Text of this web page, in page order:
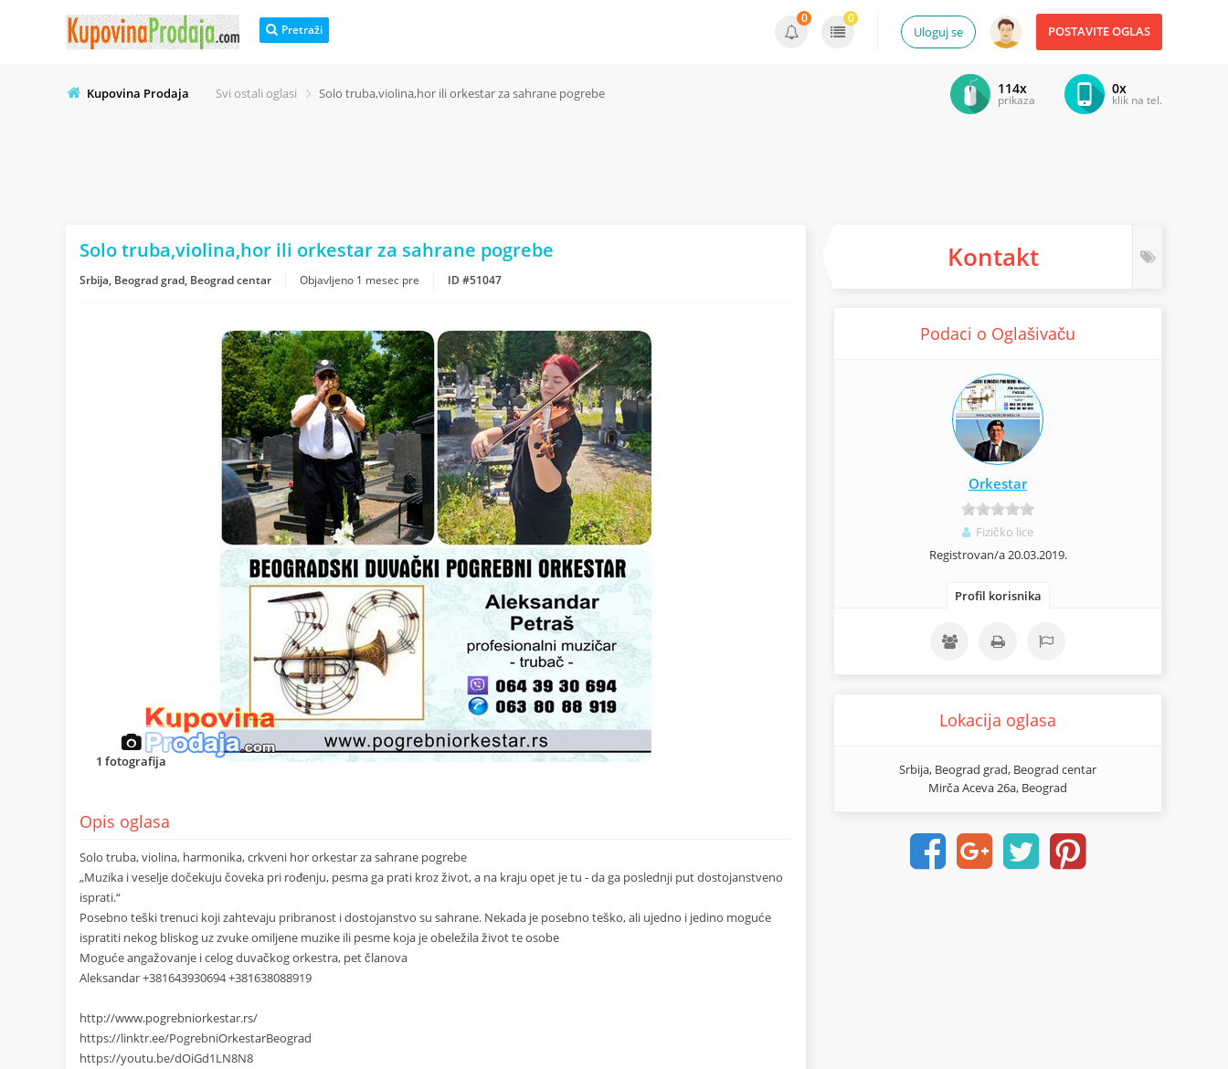
Pretraži POSTAVITE OGLAS
Uloguj se
0 0
Kupovina Prodaja Svi ostali oglasi Solo truba,violina,hor ili orkestar za sahrane pogrebe 0x
klik na tel.
114x
prikaza
Solo truba,violina,hor ili orkestar za sahrane pogrebe
Srbija, Beograd grad, Beograd centar Objavljeno 1 mesec pre ID #51047
1 fotografija
Opis oglasa
Solo truba, violina, harmonika, crkveni hor orkestar za sahrane pogrebe
„Muzika i veselje dočekuju čoveka pri rođenju, pesma ga prati kroz život, a na kraju opet je tu - da ga poslednji put dostojanstveno
isprati.“
Posebno teški trenuci koji zahtevaju pribranost i dostojanstvo su sahrane. Nekada je posebno teško, ali ujedno i jedino moguće
ispratiti nekog bliskog uz zvuke omiljene muzike ili pesme koja je obeležila život te osobe
Moguće angažovanje i celog duvačkog orkestra, pet članova
Aleksandar +381643930694 +381638088919
http://www.pogrebniorkestar.rs/
https://linktr.ee/PogrebniOrkestarBeograd
https://youtu.be/dOiGd1LN8N8
Kontakt
Podaci o Oglašivaču
Orkestar
Fizičko lice
Registrovan/a 20.03.2019.
Profil korisnika
Lokacija oglasa
Srbija, Beograd grad, Beograd centar
Mirča Aceva 26a, Beograd